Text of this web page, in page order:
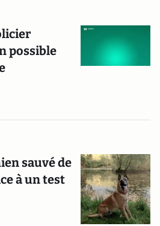
possible
sauvé de
à un test